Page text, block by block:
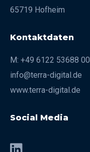
65719 Hofheim
Kontaktdaten
M: +49 6122 53688 00
info@terra-digital.de
www.terra-digital.de
Social Media